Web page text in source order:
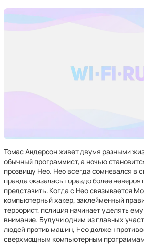
Томас Андерсон живет двумя разными
обычный программист, а ночью
прозвищу Нео. Нео всегда сомневался в
правда оказалась гораздо более
представить. Когда с Нео связывается
компьютерный хакер, заклейменный
террорист, полиция начинает уделять
внимание. Будучи одним из главных
людей против машин, Нео должен
сверхмощным компьютерным